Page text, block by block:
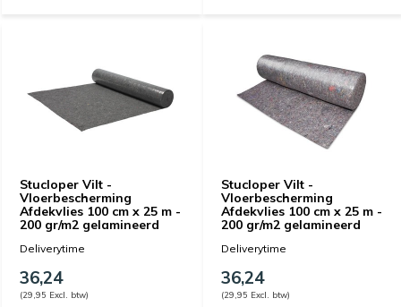
Stucloper Vilt -
Vloerbescherming
Afdekvlies 100 cm x 25 m -
200 gr/m2 gelamineerd
Deliverytime
36,24
(29,95 Excl. btw)
Stucloper Vilt -
Vloerbescherming
Afdekvlies 100 cm x 25 m -
200 gr/m2 gelamineerd
Deliverytime
36,24
(29,95 Excl. btw)